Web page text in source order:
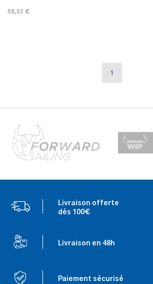
58,02 €
1
Livraison offerte
dés 100€
Livraison en 48h
Paiement sécurisé